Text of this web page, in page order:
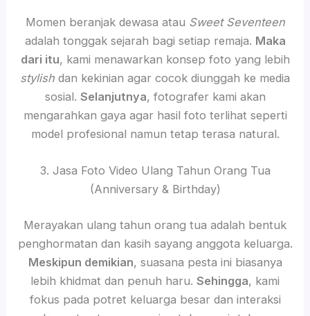
Momen beranjak dewasa atau Sweet Seventeen
adalah tonggak sejarah bagi setiap remaja. Maka
dari itu, kami menawarkan konsep foto yang lebih
stylish dan kekinian agar cocok diunggah ke media
sosial. Selanjutnya, fotografer kami akan
mengarahkan gaya agar hasil foto terlihat seperti
model profesional namun tetap terasa natural.
3. Jasa Foto Video Ulang Tahun Orang Tua
(Anniversary & Birthday)
Merayakan ulang tahun orang tua adalah bentuk
penghormatan dan kasih sayang anggota keluarga.
Meskipun demikian, suasana pesta ini biasanya
lebih khidmat dan penuh haru. Sehingga, kami
fokus pada potret keluarga besar dan interaksi